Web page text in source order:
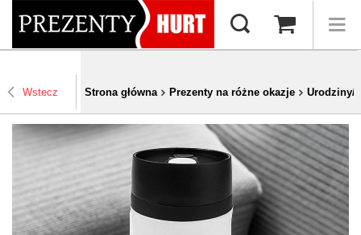
Wstecz Strona główna Prezenty na różne okazje Urodziny/